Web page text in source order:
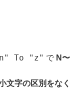
To "z" で N〜
文字の区別をなく